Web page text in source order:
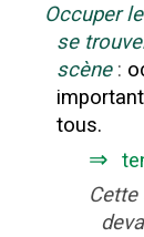
Occuper
se
scène :
tous.
⇒